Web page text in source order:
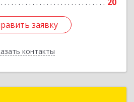
заявку
контакты
заявку
Назад